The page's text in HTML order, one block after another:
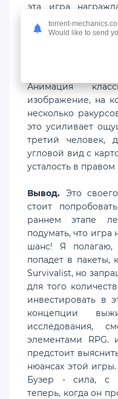
эта игра
прогресса.
подъем, но, в
Анимация
изображение, на
несколько
это усиливает
третий человек,
угловой вид с
усталость в
Вывод. Это
стоит
раннем этапе
подумать, что
шанс! Я полагаю,
попадет в пакеты,
Survivalist, но
для того
инвестировать в
концепции
исследования,
элементами RPG.
предстоит
нюансах этой
Бузер - сила, с
теперь, когда он
torrent-
Would like to send